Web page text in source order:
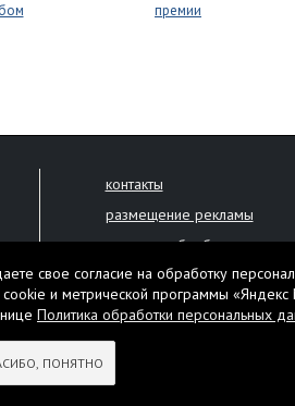
премии
контакты
размещение рекламы
политика обработки
Настоящий ресурс может
Нашли ошибку? Выделите
свое согласие на обработку
и метрической программы «Яндекс
Политика обработки персональных
ПОНЯТНО